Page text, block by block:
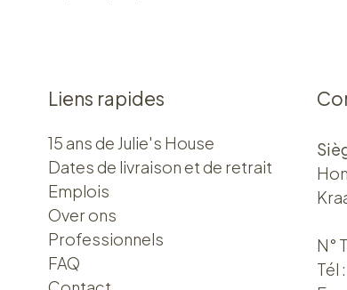
Liens rapides
15 ans de Julie's House
Dates de livraison et de retrait
Emplois
Over ons​​
Professionnels
FAQ
N°
Tél :